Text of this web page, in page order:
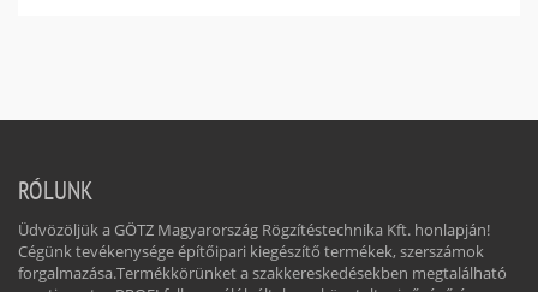
RÓLUNK
Üdvözöljük a GÖTZ Magyarország Rögzítéstechnika Kft. honlapján!
Cégünk tevékenysége építőipari kiegészítő termékek, szerszámok
forgalmazása.Termékkörünket a szakkereskedésekben megtalálható